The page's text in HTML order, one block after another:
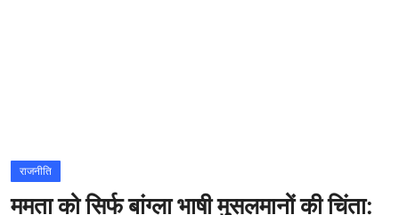
राज्य
अंतराष्ट्रीय
राजनीति
ममता को सिर्फ बांग्ला भाषी मुसलमानों की चिंता: